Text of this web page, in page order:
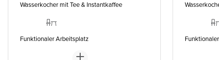
Wasserkocher mit Tee & Instantkaffee
Funktionaler Arbeitsplatz